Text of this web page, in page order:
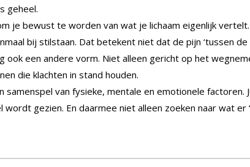
geheel.
je bewust te worden van wat je lichaam eigenlijk
bij stilstaan. Dat betekent niet dat de pijn ‘tussen
ook een andere vorm. Niet alleen gericht op het
die klachten in stand houden.
samenspel van fysieke, mentale en emotionele
gezien. En daarmee niet alleen zoeken naar wat er